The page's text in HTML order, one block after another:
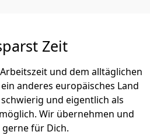
Zeit
und dem alltäglichen
anderes europäisches Land
und eigentlich als
Wir übernehmen und
gerne für Dich.